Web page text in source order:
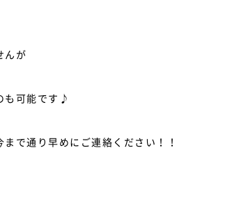
んが
も可能です♪
で通り早めにご連絡ください！！